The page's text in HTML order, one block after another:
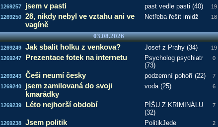
1269257
jsem v pasti past vedle pasti (40)
19
1269250
28, nikdy nebyl ve vztahu ani ve
vagíně
Netřeba řešit imidž 18
03.08.2026
1269249 Jak sbalit holku z venkova? Josef z Prahy (34)
19
1269247
Prezentace fotek na internetu
Psycholog psychiatr
(73)
0
1269243 Češi neumí česky podzemní pohoří (22)
7
1269240
jsem zamilovaná do svoji
kmarádky
voda (25) 6
1269239 Léto nejhorší období
PÍŠU Z KRIMINÁLU
(32)
7
1269238 Jsem politik PolitikJede
2